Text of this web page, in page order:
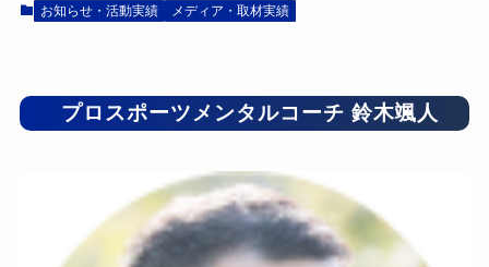
お知らせ・活動実績 メディア・取材実績
プロスポーツメンタルコーチ 鈴木颯人